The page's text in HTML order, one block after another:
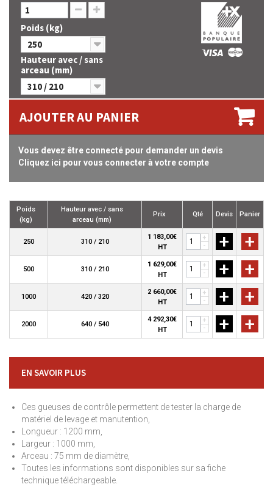
Poids (kg)
250
Hauteur avec / sans
arceau (mm)
310 / 210
AJOUTER AU PANIER
Vous devez être connecté pour demander un devis
Cliquez ici pour vous connecter à votre compte
Poids
(kg)
Hauteur avec / sans
arceau (mm)
Prix Qté Devis Panier
250 310 / 210
1 183,00€
HT
+
-
+ +
500 310 / 210
1 629,00€
HT
+
-
+ +
1000 420 / 320
2 660,00€
HT
+
-
+ +
2000 640 / 540
4 292,30€
HT
+
-
+ +
EN SAVOIR PLUS
Ces gueuses de contrôle permettent de tester la charge de
matériel de levage et manutention,
Longueur : 1200 mm,
Largeur : 1000 mm,
Arceau : 75 mm de diamètre,
Toutes les informations sont disponibles sur sa fiche
technique téléchargeable.